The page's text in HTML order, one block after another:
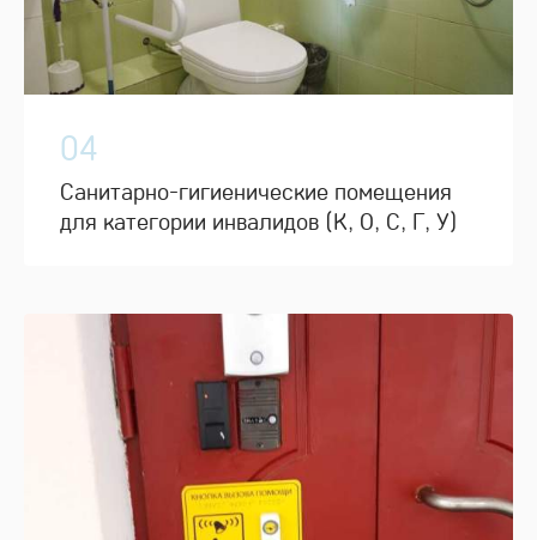
04
Санитарно-гигиенические помещения
для категории инвалидов (К, О, С, Г, У)